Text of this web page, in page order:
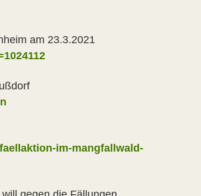
am 23.3.2021
im-mangfallwald-